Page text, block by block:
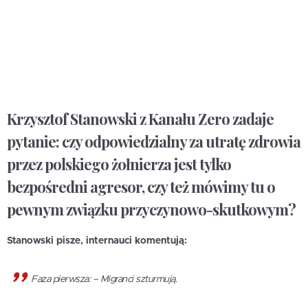
Krzysztof Stanowski z Kanału Zero zadaje
pytanie: czy odpowiedzialny za utratę zdrowia
przez polskiego żołnierza jest tylko
bezpośredni agresor, czy też mówimy tu o
pewnym związku przyczynowo-skutkowym?
Stanowski pisze, internauci komentują:
Faza pierwsza: – Migranci szturmują.